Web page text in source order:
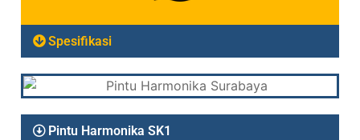
Spesifikasi
Pintu Harmonika SK1